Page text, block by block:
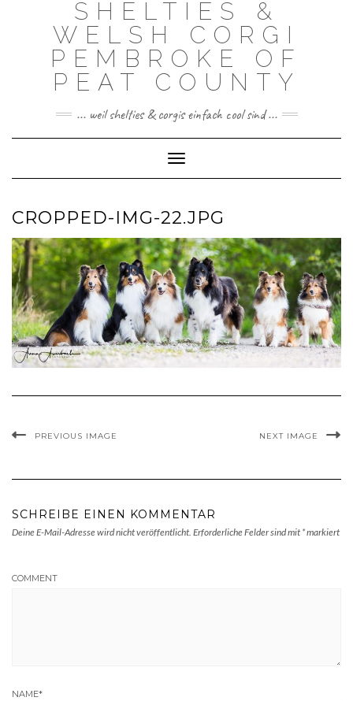
SHELTIES &
WELSH CORGI
PEMBROKE OF
PEAT COUNTY
... weil shelties & corgis einfach cool sind ...
Toggle Navigation
CROPPED-IMG-22.JPG
PREVIOUS IMAGE NEXT IMAGE
SCHREIBE EINEN KOMMENTAR
Deine E-Mail-Adresse wird nicht veröffentlicht. Erforderliche Felder sind mit *markiert
COMMENT
NAME*